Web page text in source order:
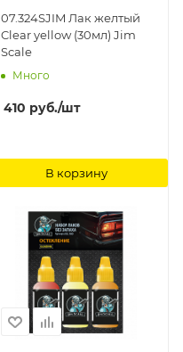
07.324SJIM Лак желтый
Clear yellow (30мл) Jim
Scale
Много
410 руб./шт
В корзину